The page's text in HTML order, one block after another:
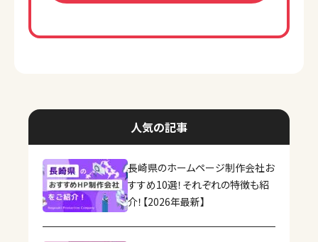
人気の記事
長崎県のホームページ制作会社お
すすめ10選！それぞれの特徴も紹
介！【2026年最新】